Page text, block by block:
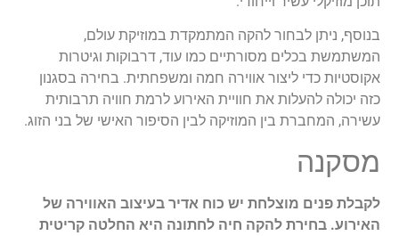
בנוסף, ניתן לבחור להקה המתמקדת במוזיקת עולם,
המשתמשת בכלים מסורתיים כמו עוד, דרבוקות וגיטרות
אקוסטיות כדי ליצור אווירה חמה ומשפחתית. בחירה בסגנון
כזה יכולה להעלות את חוויית האירוע לרמת חוויה תרבותית
עשירה, המחברת בין המוזיקה לבין הסיפור האישי של בני הזוג.
מסקנה
לקבלת פנים מוצלחת יש כוח אדיר בעיצוב האווירה של
האירוע. בחירת להקה חיה לחתונה היא החלטה קריטית